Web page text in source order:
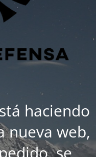
haciendo
nueva web,
se